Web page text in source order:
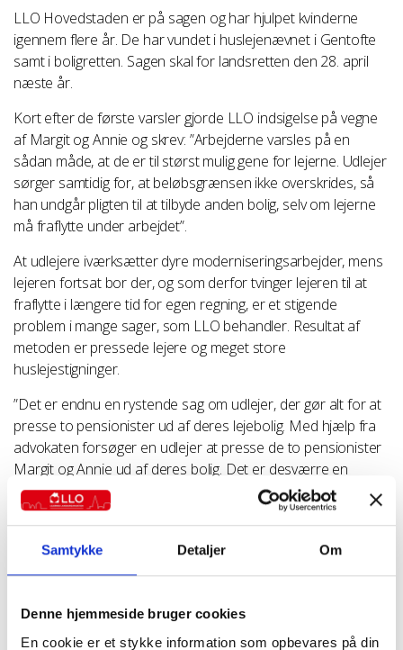
Samtykke Detaljer Om
Denne hjemmeside bruger cookies
En cookie er et stykke information som opbevares på din
LLO Hovedstaden er på sagen og har hjulpet kvinderne
igennem flere år. De har vundet i huslejenævnet i Gentofte
samt i boligretten. Sagen skal for landsretten den 28. april
næste år.
Kort efter de første varsler gjorde LLO indsigelse på vegne
af Margit og Annie og skrev: ”Arbejderne varsles på en
sådan måde, at de er til størst mulig gene for lejerne. Udlejer
sørger samtidig for, at beløbsgrænsen ikke overskrides, så
han undgår pligten til at tilbyde anden bolig, selv om lejerne
må fraflytte under arbejdet”.
At udlejere iværksætter dyre moderniseringsarbejder, mens
lejeren fortsat bor der, og som derfor tvinger lejeren til at
fraflytte i længere tid for egen regning, er et stigende
problem i mange sager, som LLO behandler. Resultat af
metoden er pressede lejere og meget store
huslejestigninger.
”Det er endnu en rystende sag om udlejer, der gør alt for at
presse to pensionister ud af deres lejebolig. Med hjælp fra
advokaten forsøger en udlejer at presse de to pensionister
Margit og Annie ud af deres bolig. Det er desværre en
udbredt metode. Det er en helt utrolig kynisk måde at opføre
sig på”, siger direktør i LLO Hovedstaden, Claus Højte.
Ifølge LLO står det klart, at både køkken og bad i de to
lejligheder er i fin stand. Der er tale om fuldt brugbare
omfattende og gennemgribende udskiftning.